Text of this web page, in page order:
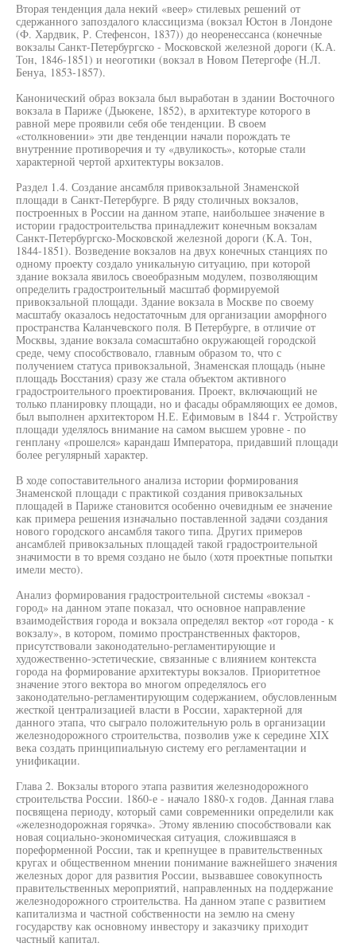
Вторая тенденция дала некий «веер» стилевых решений от
сдержанного запоздалого классицизма (вокзал Юстон в Лондоне
(Ф. Хардвик, Р. Стефенсон, 1837)) до неоренессанса (конечные
вокзалы Санкт-Петербургско - Московской железной дороги (К.А.
Тон, 1846-1851) и неоготики (вокзал в Новом Петергофе (Н.Л.
Бенуа, 1853-1857).
Канонический образ вокзала был выработан в здании Восточного
вокзала в Париже (Дьюкене, 1852), в архитектуре которого в
равной мере проявили себя обе тенденции. В своем
«столкновении» эти две тенденции начали порождать те
внутренние противоречия и ту «двуликость», которые стали
характерной чертой архитектуры вокзалов.
Раздел 1.4. Создание ансамбля привокзальной Знаменской
площади в Санкт-Петербурге. В ряду столичных вокзалов,
построенных в России на данном этапе, наибольшее значение в
истории градостроительства принадлежит конечным вокзалам
Санкт-Петербургско-Московской железной дороги (К.А. Тон,
1844-1851). Возведение вокзалов на двух конечных станциях по
одному проекту создало уникальную ситуацию, при которой
здание вокзала явилось своеобразным модулем, позволяющим
определить градостроительный масштаб формируемой
привокзальной площади. Здание вокзала в Москве по своему
масштабу оказалось недостаточным для организации аморфного
пространства Каланчевского поля. В Петербурге, в отличие от
Москвы, здание вокзала сомасштабно окружающей городской
среде, чему способствовало, главным образом то, что с
получением статуса привокзальной, Знаменская площадь (ныне
площадь Восстания) сразу же стала объектом активного
градостроительного проектирования. Проект, включающий не
только планировку площади, но и фасады обрамляющих ее домов,
был выполнен архитектором Н.Е. Ефимовым в 1844 г. Устройству
площади уделялось внимание на самом высшем уровне - по
генплану «прошелся» карандаш Императора, придавший площади
более регулярный характер.
В ходе сопоставительного анализа истории формирования
Знаменской площади с практикой создания привокзальных
площадей в Париже становится особенно очевидным ее значение
как примера решения изначально поставленной задачи создания
нового городского ансамбля такого типа. Других примеров
ансамблей привокзальных площадей такой градостроительной
значимости в то время создано не было (хотя проектные попытки
имели место).
Анализ формирования градостроительной системы «вокзал -
город» на данном этапе показал, что основное направление
взаимодействия города и вокзала определял вектор «от города - к
вокзалу», в котором, помимо пространственных факторов,
присутствовали законодательно-регламентирующие и
художественно-эстетические, связанные с влиянием контекста
города на формирование архитектуры вокзалов. Приоритетное
значение этого вектора во многом определялось его
законодательно-регламентирующим содержанием, обусловленным
жесткой централизацией власти в России, характерной для
данного этапа, что сыграло положительную роль в организации
железнодорожного строительства, позволив уже к середине XIX
века создать принципиальную систему его регламентации и
унификации.
Глава 2. Вокзалы второго этапа развития железнодорожного
строительства России. 1860-е - начало 1880-х годов. Данная глава
посвящена периоду, который сами современники определили как
«железнодорожная горячка». Этому явлению способствовали как
новая социально-экономическая ситуация, сложившаяся в
пореформенной России, так и крепнущее в правительственных
кругах и общественном мнении понимание важнейшего значения
железных дорог для развития России, вызвавшее совокупность
правительственных мероприятий, направленных на поддержание
железнодорожного строительства. На данном этапе с развитием
капитализма и частной собственности на землю на смену
государству как основному инвестору и заказчику приходит
частный капитал.